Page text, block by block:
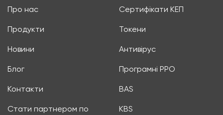
Про нас
Продукти
Новини
Блог
Контакти
Стати партнером по
Сертифікати КЕП
Токени
Антивірус
Програмні РРО
BAS
KBS